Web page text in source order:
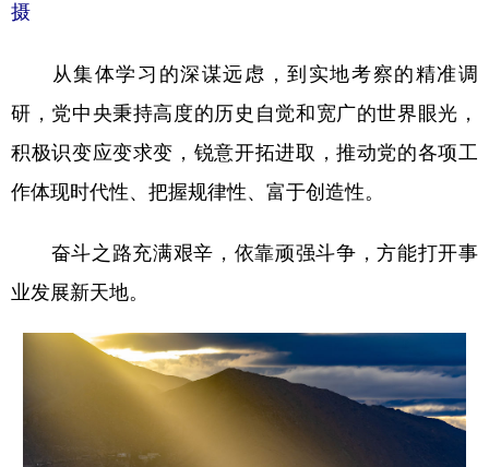
摄
从集体学习的深谋远虑，到实地考察的精准调
研，党中央秉持高度的历史自觉和宽广的世界眼光，
积极识变应变求变，锐意开拓进取，推动党的各项工
作体现时代性、把握规律性、富于创造性。
奋斗之路充满艰辛，依靠顽强斗争，方能打开事
业发展新天地。